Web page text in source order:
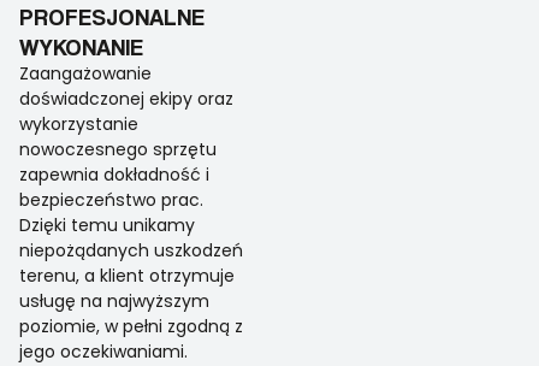
PROFESJONALNE
WYKONANIE
Zaangażowanie
doświadczonej ekipy oraz
wykorzystanie
nowoczesnego sprzętu
zapewnia dokładność i
bezpieczeństwo prac.
Dzięki temu unikamy
niepożądanych uszkodzeń
terenu, a klient otrzymuje
usługę na najwyższym
poziomie, w pełni zgodną z
jego oczekiwaniami.